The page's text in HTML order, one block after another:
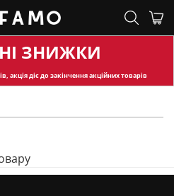
ЗНИЖКИ
акція діє до закінчення акційних товарів